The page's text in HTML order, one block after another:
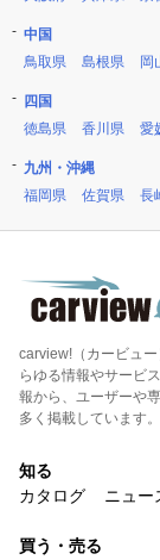
中国
鳥取県
島根県 岡
四国
徳島県
香川県 愛
九州・沖縄
福岡県
佐賀県 長
carview!（カービュ
らゆる情報やサービ
報から、ユーザーや
多く掲載しています。
知る
カタログ
ニュー
買う・売る